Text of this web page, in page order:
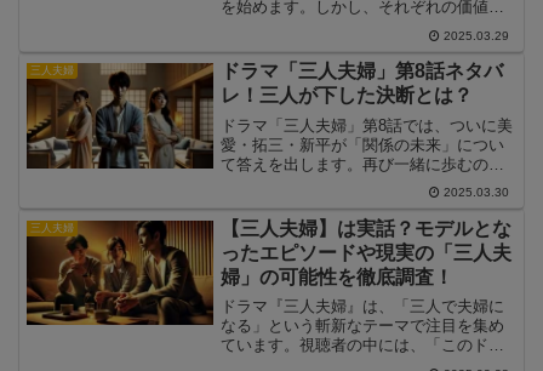
を始めます。しかし、それぞれの価値観
や恋愛観の違いが浮き彫りになり、早く
も波乱の展開に。本記事では、第2話のあ
らすじや見どころ、今後のストーリーの
展開を詳しく解説します。
2025.03.29
三人夫婦
ドラマ「三人夫婦」第8話ネタバ
レ！三人が下した決断とは？
ドラマ「三人夫婦」第8話では、ついに美
愛・拓三・新平が「関係の未来」につい
て答えを出します。再び一緒に歩むの
か、それとも別々の道を選ぶのか…。三
人の選択は、それぞれの「本当の幸せ」
を見つめたものとなりました。視聴者の
間でも「三人の決断が気になる！」と話
題沸騰！本記事では、第8話のあらすじや
見どころ、SNSでの反応、そして今後の
展開予想を詳しく解説します。
2025.03.30
三人夫婦
【三人夫婦】は実話？モデルとな
ったエピソードや現実の「三人夫
婦」の可能性を徹底調査！
ドラマ『三人夫婦』は、「三人で夫婦に
なる」という斬新なテーマで注目を集め
ています。視聴者の中には、「このドラ
マは実話が元になっているの？」と気に